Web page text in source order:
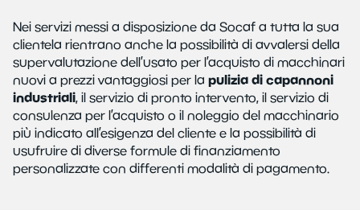
Nei servizi messi a disposizione da Socaf a tutta la sua
clientela rientrano anche la possibilità di avvalersi della
supervalutazione dell’usato per l’acquisto di macchinari
nuovi a prezzi vantaggiosi per la pulizia di capannoni
industriali, il servizio di pronto intervento, il servizio di
consulenza per l’acquisto o il noleggio del macchinario
più indicato all’esigenza del cliente e la possibilità di
usufruire di diverse formule di finanziamento
personalizzate con differenti modalità di pagamento.